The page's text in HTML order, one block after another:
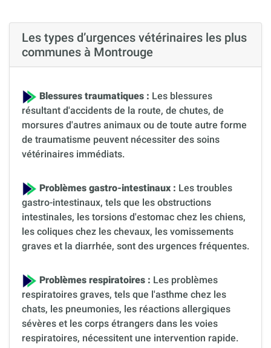
Les types d’urgences vétérinaires les plus
communes à Montrouge
Blessures traumatiques : Les blessures
résultant d'accidents de la route, de chutes, de
morsures d'autres animaux ou de toute autre forme
de traumatisme peuvent nécessiter des soins
vétérinaires immédiats.
Problèmes gastro-intestinaux : Les troubles
gastro-intestinaux, tels que les obstructions
intestinales, les torsions d'estomac chez les chiens,
les coliques chez les chevaux, les vomissements
graves et la diarrhée, sont des urgences fréquentes.
Problèmes respiratoires : Les problèmes
respiratoires graves, tels que l'asthme chez les
chats, les pneumonies, les réactions allergiques
sévères et les corps étrangers dans les voies
respiratoires, nécessitent une intervention rapide.